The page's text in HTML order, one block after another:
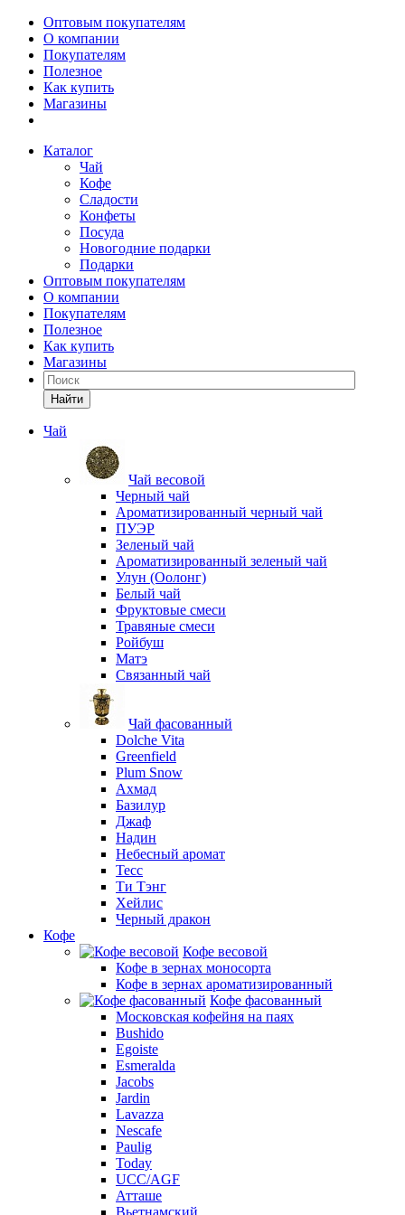
Оптовым покупателям
О компании
Покупателям
Полезное
Как купить
Магазины
Каталог
Чай
Кофе
Сладости
Конфеты
Посуда
Новогодние подарки
Подарки
Оптовым покупателям
О компании
Покупателям
Полезное
Как купить
Магазины
Найти
Чай
Чай весовой
Черный чай
Ароматизированный черный чай
ПУЭР
Зеленый чай
Ароматизированный зеленый чай
Улун (Оолонг)
Белый чай
Фруктовые смеси
Травяные смеси
Ройбуш
Матэ
Связанный чай
Чай фасованный
Dolche Vita
Greenfield
Plum Snow
Ахмад
Базилур
Джаф
Надин
Небесный аромат
Тесс
Ти Тэнг
Хейлис
Черный дракон
Кофе
Кофе весовой
Кофе в зернах моносорта
Кофе в зернах ароматизированный
Кофе фасованный
Московская кофейня на паях
Bushido
Egoiste
Esmeralda
Jacobs
Jardin
Lavazza
Nescafe
Paulig
Today
UCC/AGF
Атташе
Вьетнамский